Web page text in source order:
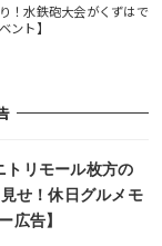
！水鉄砲大会がくずはで
ント】
トリモール枚方の
せ！休日グルメモ
広告】